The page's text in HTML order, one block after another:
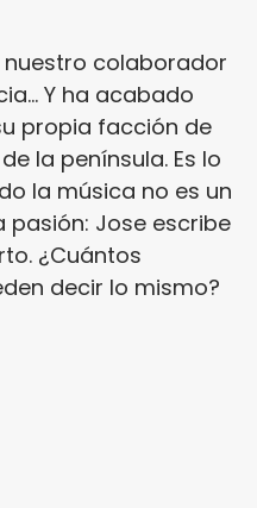
nuestro colaborador
Y ha acabado
propia facción de
la península. Es lo
la música no es un
pasión: Jose escribe
¿Cuántos
decir lo mismo?